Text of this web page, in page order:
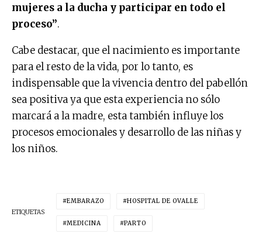
mujeres a la ducha y participar en todo el
proceso”.
Cabe destacar, que el nacimiento es importante
para el resto de la vida, por lo tanto, es
indispensable que la vivencia dentro del pabellón
sea positiva ya que esta experiencia no sólo
marcará a la madre, esta también influye los
procesos emocionales y desarrollo de las niñas y
los niños.
ETIQUETAS
EMBARAZO HOSPITAL DE OVALLE
MEDICINA PARTO